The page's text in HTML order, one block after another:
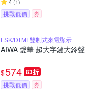
(1)
挑戰低價 券
FSK/DTMF雙制式來電顯示
AIWA 愛華 超大字鍵大鈴
$574 83折
挑戰低價 券